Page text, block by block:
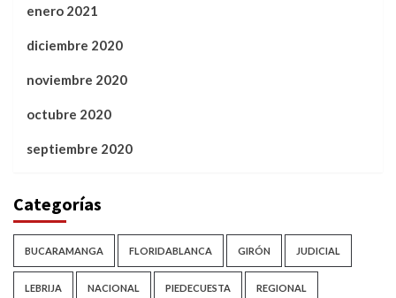
enero 2021
diciembre 2020
noviembre 2020
octubre 2020
septiembre 2020
Categorías
BUCARAMANGA FLORIDABLANCA GIRÓN JUDICIAL
LEBRIJA NACIONAL PIEDECUESTA REGIONAL